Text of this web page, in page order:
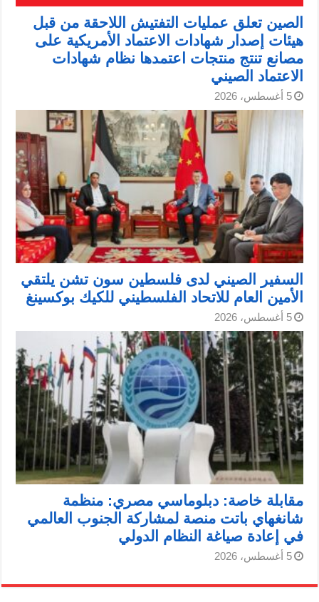
الصين تعلق عمليات التفتيش اللاحقة من قبل
هيئات إصدار شهادات الاعتماد الأمريكية على
مصانع تنتج منتجات اعتمدها نظام شهادات
الاعتماد الصيني
5 أغسطس، 2026
السفير الصيني لدى فلسطين سون تشن يلتقي
الأمين العام للاتحاد الفلسطيني للكيك بوكسينغ
5 أغسطس، 2026
مقابلة خاصة: دبلوماسي مصري: منظمة
شانغهاي باتت منصة لمشاركة الجنوب العالمي
في إعادة صياغة النظام الدولي
5 أغسطس، 2026